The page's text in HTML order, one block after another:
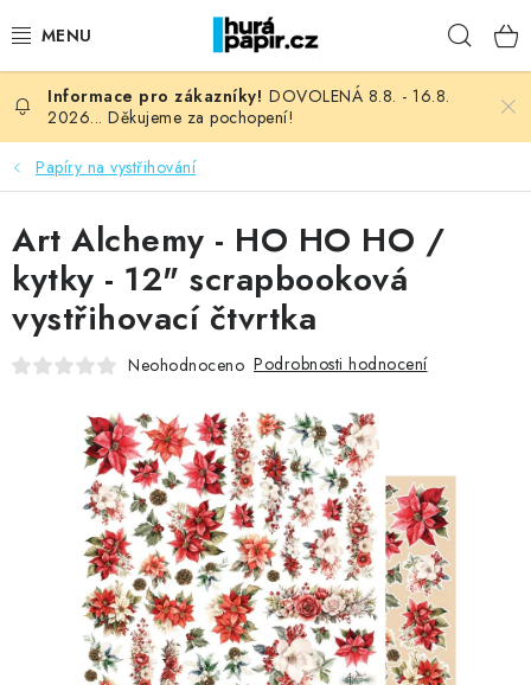
na
NOVINKY
HURÁ DÍLNA
VŠECHNO ZBOŽÍ
KNIHAŘSKÝ MATERIÁL
OBLÍBENÉ ♥️
FOTORECENZE
MOJE OBJEDNÁVKA
ZNAČKY
Kontakty Moje objednávka
Oblíbené ♥️
DOVOLENÁ 8.8. - 16.8.
2026... Děkujeme za pochopení!
Papíry na vystřihování
Art Alchemy - HO HO HO /
kytky - 12" scrapbooková
vystřihovací čtvrtka
Neohodnoceno Podrobnosti hodnocení